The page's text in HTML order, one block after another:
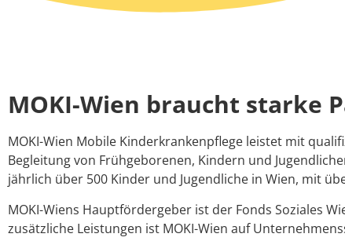
MOKI-Wien braucht starke
MOKI-Wien Mobile Kinderkrankenpflege leistet mit
Begleitung von Frühgeborenen, Kindern und
jährlich über 500 Kinder und Jugendliche in Wien, mit
MOKI-Wiens Hauptfördergeber ist der Fonds Soziales
zusätzliche Leistungen ist MOKI-Wien auf